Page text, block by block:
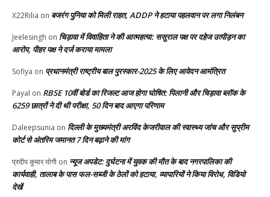
X22Rilia on बजरंग पुनिया को मिली राहत, ADDP ने हटाया पहलवान पर लगा निलंबन
Jeelesingh on चिड़ावा में विवाहिता ने की आत्महत्या: ससुराल पक्ष पर दहेज उत्पीड़न का
आरोप, पीहर पक्ष ने दर्ज कराया मामला
Sofiya on प्रधानमंत्री राष्ट्रीय बाल पुरस्कार-2025 के लिए आवेदन आमंत्रित
Payal on RBSE 10वीं बोर्ड का रिजल्ट आज होगा घोषित: पिलानी और चिड़ावा ब्लॉक के
6259 छात्रों ने दी थी परीक्षा, 50 दिन बाद आएगा परिणाम
Daleepsunia on दिल्ली के मुख्यमंत्री अरविंद केजरीवाल की स्वास्थ्य जांच और सुप्रीम
कोर्ट से अंतरिम जमानत 7 दिन बढ़ाने की मांग
प्रदीप कुमार योगी on न्यूज अपडेट: दुर्घटना में युवक की मौत के बाद नगरपालिका की
कार्यवाही, तालाब के पास फल-सब्जी के ठेलों को हटाया, व्यापारियों ने किया विरोध, विडियो
देखें